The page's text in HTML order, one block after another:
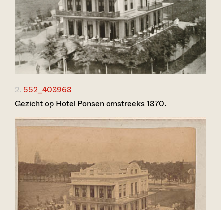
2. 552_403968
Gezicht op Hotel Ponsen omstreeks 1870.